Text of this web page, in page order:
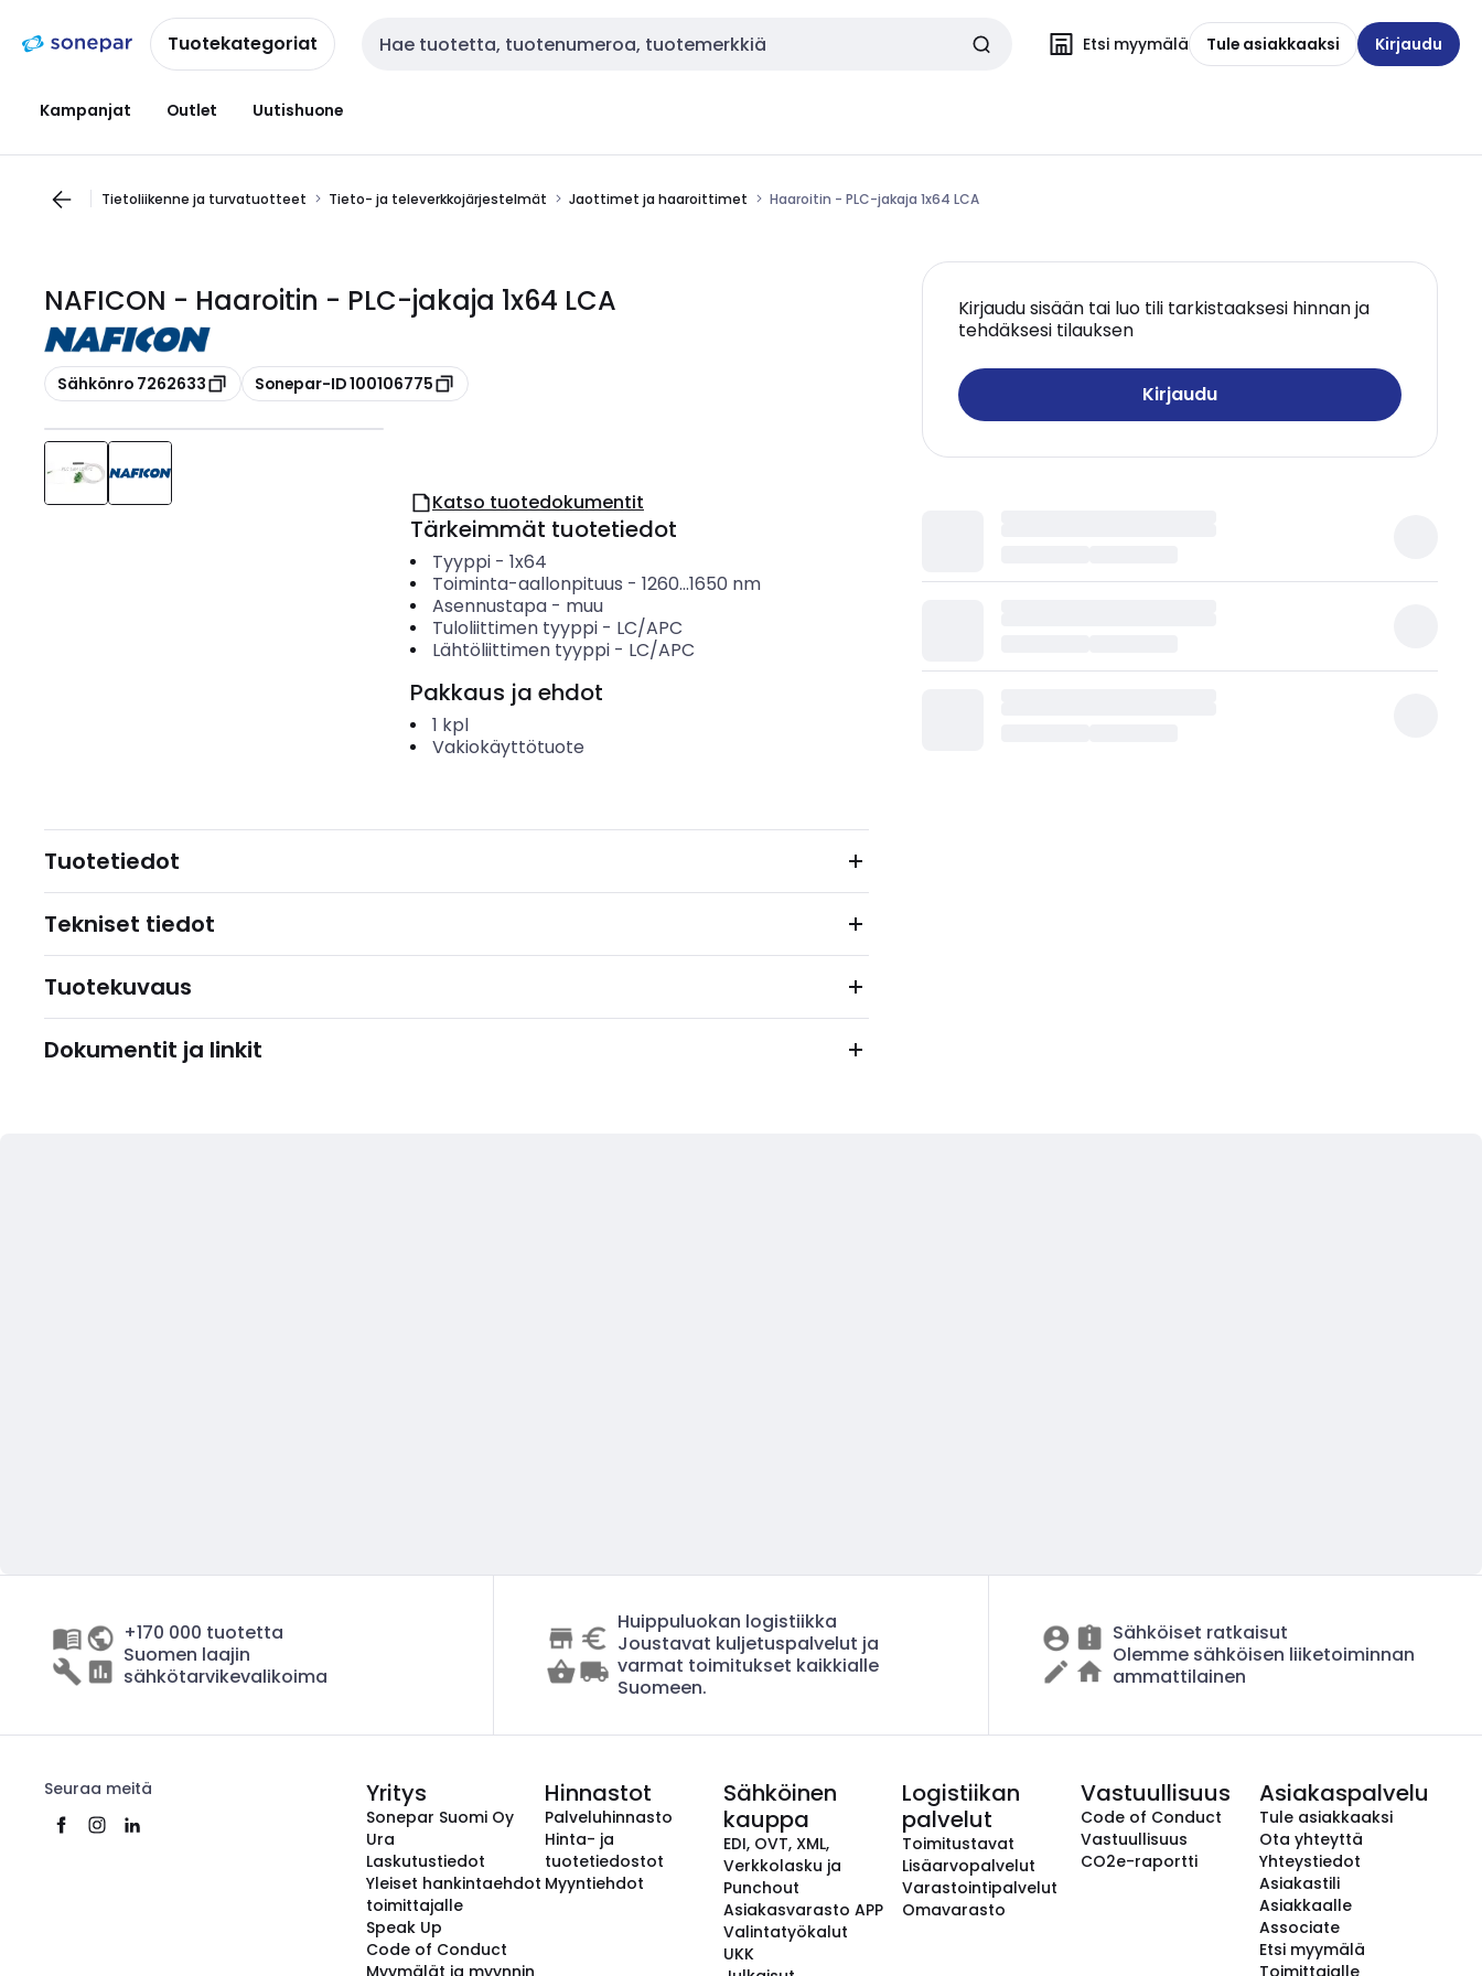
navigointiinsisältöönTuotekategoriat Haku Etsi myymälä Tule asiakkaaksi Kirjaudu
Kampanjat Outlet Uutishuone
Tietoliikenne ja turvatuotteet Tieto- ja televerkkojärjestelmät Jaottimet ja haaroittimet Haaroitin - PLC-jakaja 1x64 LCA
NAFICON - Haaroitin - PLC-jakaja 1x64 LCA
Kopioi
Sähkönro 7262633 Kopioi
Sonepar-ID 100106775
Kirjaudu sisään tai luo tili tarkistaaksesi hinnan ja
tehdäksesi tilauksen
Kirjaudu
Katso tuotedokumentit
Tärkeimmät tuotetiedot
Tyyppi- 1x64
Toiminta-aallonpituus - 1260...1650 nm
Asennustapa- muu
Tuloliittimen tyyppi- LC/APC
Lähtöliittimen tyyppi- LC/APC
Pakkaus ja ehdot
1 kpl
Vakiokäyttötuote
Tuotetiedot
Tekniset tiedot
Tuotekuvaus
Dokumentit ja linkit
+170 000 tuotetta
Suomen laajin
sähkötarvikevalikoima
Huippuluokan logistiikka
Joustavat kuljetuspalvelut ja
varmat toimitukset kaikkialle
Suomeen.
Sähköiset ratkaisut
Olemme sähköisen liiketoiminnan
ammattilainen
Seuraa meitä Yritys
Sonepar Suomi Oy
Ura
Laskutustiedot
Yleiset hankintaehdot
toimittajalle
Speak Up
Code of Conduct
Myymälät ja myynnin
Hinnastot
Palveluhinnasto
Hinta- ja
tuotetiedostot
Myyntiehdot
Sähköinen
kauppa
EDI, OVT, XML,
Verkkolasku ja
Punchout
Asiakasvarasto APP
Valintatyökalut
UKK
Logistiikan
palvelut
Toimitustavat
Lisäarvopalvelut
Varastointipalvelut
Omavarasto
Vastuullisuus
Code of Conduct
Vastuullisuus
CO2e-raportti
Asiakaspalvelu
Tule asiakkaaksi
Ota yhteyttä
Yhteystiedot
Asiakastili
Asiakkaalle
Associate
Etsi myymälä
Toimittajalle